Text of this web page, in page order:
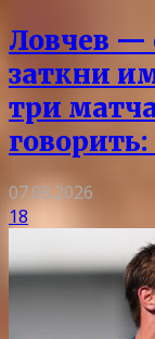
Ловчев —
заткни
три
07.08.2026
18